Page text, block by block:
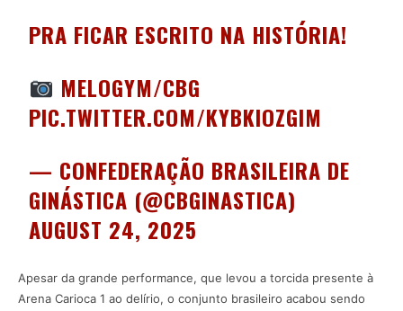
PRA FICAR ESCRITO NA HISTÓRIA!
MELOGYM/CBG
PIC.TWITTER.COM/KYBKIOZGIM
— CONFEDERAÇÃO BRASILEIRA DE
GINÁSTICA (@CBGINASTICA)
AUGUST 24, 2025
Apesar da grande performance, que levou a torcida presente à
Arena Carioca 1 ao delírio, o conjunto brasileiro acabou sendo